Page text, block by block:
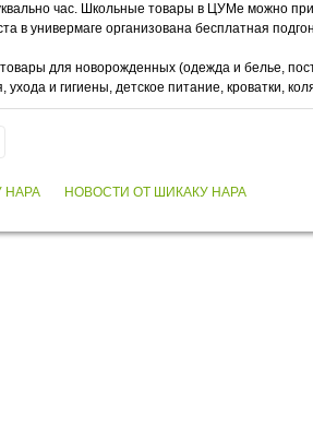
час. Школьные товары в ЦУМе можно
в универмаге организована бесплатная
для новорожденных (одежда и белье,
и гигиены, детское питание, кроватки,
НАРА НОВОСТИ ОТ ШИКАКУ НАРА